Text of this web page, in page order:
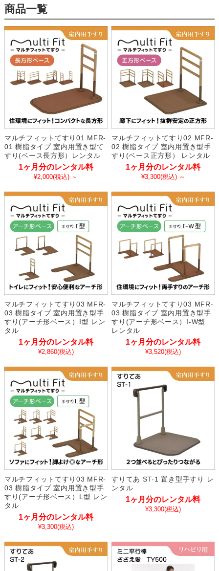
商品一覧
マルチフィットてすり01 MFR-
01 樹脂タイプ 室内用置き型て
すり(ベース長方形）レンタル
1ヶ月分のレンタル料
¥2,000(税込) ～
マルチフィットてすり02 MFR-
02 樹脂タイプ 室内用置き型手
すり(ベース正方形） レンタル
1ヶ月分のレンタル料
¥3,300(税込) ～
マルチフィットてすり03 MFR-
03 樹脂タイプ 室内用置き型手
すり(アーチ形ベース）I型 レン
タル
1ヶ月分のレンタル料
¥2,860(税込)
マルチフィットてすり03 MFR-
03 樹脂タイプ 室内用置き型手
すり(アーチ形ベース）I-W型
レンタル
1ヶ月分のレンタル料
¥3,520(税込)
マルチフィットてすり03 MFR-
03 樹脂タイプ 室内用置き型手
すり(アーチ形ベース）L型 レン
タル
1ヶ月分のレンタル料
¥3,300(税込)
すりてあ ST-1 置き型手すり レ
ンタル
1ヶ月分のレンタル料
¥3,300(税込)